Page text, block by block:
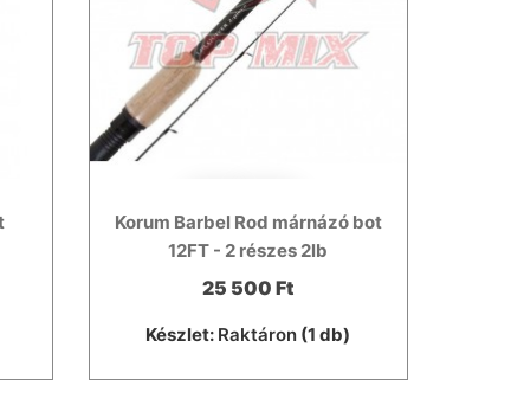
Korum Barbel Rod márnázó bot
12FT - 2 részes 2lb
25 500 Ft
Készlet: Raktáron (1 db)